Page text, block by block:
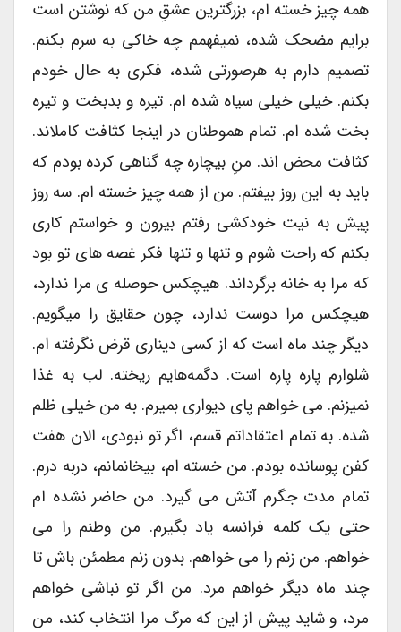
همه چیز خسته ام، بزرگترین عشقِ من که نوشتن است
برایم مضحک شده، نمیفهمم چه خاکی به سرم بکنم.
تصمیم دارم به هرصورتی شده، فکری به حال خودم
بکنم. خیلی خیلی سیاه شده ام. تیره و بدبخت و تیره
بخت شده ام. تمام هموطنان در اینجا کثافت کاملاند.
کثافت محض اند. منِ بیچاره چه گناهی کرده بودم که
باید به این روز بیفتم. من از همه چیز خسته ام. سه روز
پیش به نیت خودکشی رفتم بیرون و خواستم کاری
بکنم که راحت شوم و تنها و تنها فکر غصه های تو بود
که مرا به خانه برگرداند. هیچکس حوصله ی مرا ندارد،
هیچکس مرا دوست ندارد، چون حقایق را میگویم.
دیگر چند ماه است که از کسی دیناری قرض نگرفته ام.
شلوارم پاره پاره است. دگمه‌هایم ریخته. لب به غذا
نمیزنم. می خواهم پای دیواری بمیرم. به من خیلی ظلم
شده. به تمام اعتقاداتم قسم، اگر تو نبودی، الان هفت
کفن پوسانده بودم. من خسته ام، بیخانمانم، دربه درم.
تمام مدت جگرم آتش می گیرد. من حاضر نشده ام
حتی یک کلمه فرانسه یاد بگیرم. من وطنم را می
خواهم. من زنم را می خواهم. بدون زنم مطمئن باش تا
چند ماه دیگر خواهم مرد. من اگر تو نباشی خواهم
مرد، و شاید پیش از این که مرگ مرا انتخاب کند، من